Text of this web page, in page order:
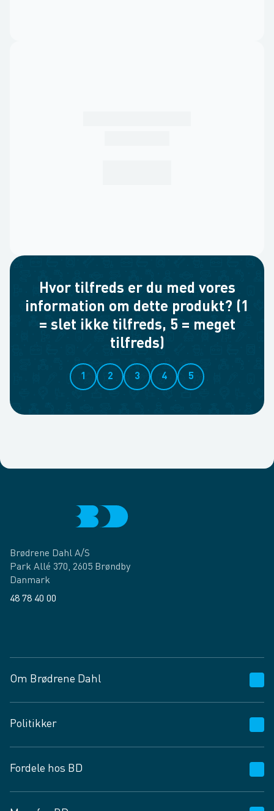
Hvor tilfreds er du med vores
information om dette produkt? (1
= slet ikke tilfreds, 5 = meget
tilfreds)
1 2 3 4 5
Brødrene Dahl A/S
Park Allé 370, 2605 Brøndby
Danmark
48 78 40 00
Om Brødrene Dahl
Vagttelefon 30 10 89 89
Spørgsmål og svar
Job og karriere
Fødevarekontrolrapport
Politikker
Privatlivspolitik
Cookies
Fordele hos BD